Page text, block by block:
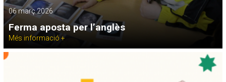
06 març 2026
Ferma aposta per l’anglès
Més informació +